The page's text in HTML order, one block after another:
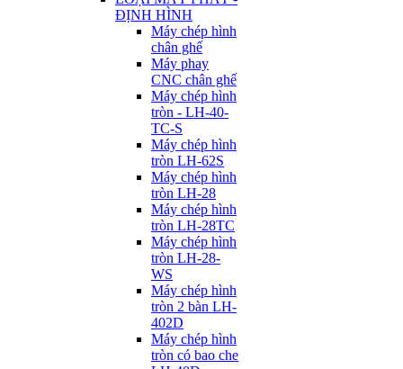
ĐỊNH HÌNH
Máy chép hình
chân ghế
Máy phay
CNC chân ghế
Máy chép hình
tròn - LH-40-
TC-S
Máy chép hình
tròn LH-62S
Máy chép hình
tròn LH-28
Máy chép hình
tròn LH-28TC
Máy chép hình
tròn LH-28-
WS
Máy chép hình
tròn 2 bàn LH-
402D
Máy chép hình
tròn có bao che